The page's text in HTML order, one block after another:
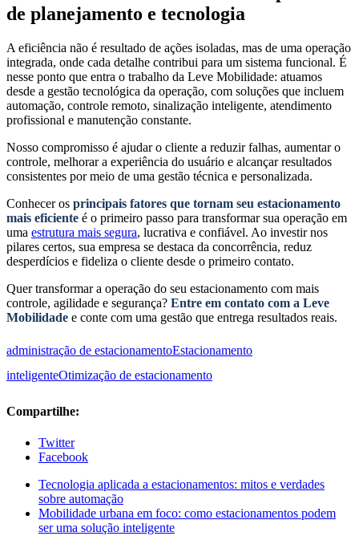
de planejamento e tecnologia
A eficiência não é resultado de ações isoladas, mas de uma operação
integrada, onde cada detalhe contribui para um sistema funcional. É
nesse ponto que entra o trabalho da Leve Mobilidade: atuamos
desde a gestão tecnológica da operação, com soluções que incluem
automação, controle remoto, sinalização inteligente, atendimento
profissional e manutenção constante.
Nosso compromisso é ajudar o cliente a reduzir falhas, aumentar o
controle, melhorar a experiência do usuário e alcançar resultados
consistentes por meio de uma gestão técnica e personalizada.
Conhecer os principais fatores que tornam seu estacionamento
mais eficiente é o primeiro passo para transformar sua operação em
uma estrutura mais segura, lucrativa e confiável. Ao investir nos
pilares certos, sua empresa se destaca da concorrência, reduz
desperdícios e fideliza o cliente desde o primeiro contato.
Quer transformar a operação do seu estacionamento com mais
controle, agilidade e segurança? Entre em contato com a Leve
Mobilidade e conte com uma gestão que entrega resultados reais.
administração de estacionamentoEstacionamento
inteligenteOtimização de estacionamento
Compartilhe:
Twitter
Facebook
Tecnologia aplicada a estacionamentos: mitos e verdades
sobre automação
Mobilidade urbana em foco: como estacionamentos podem
ser uma solução inteligente